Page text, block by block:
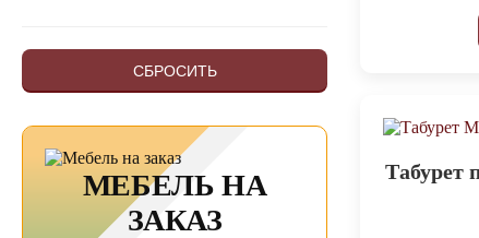
СБРОСИТЬ
МЕБЕЛЬ НА
ЗАКАЗ
Табурет